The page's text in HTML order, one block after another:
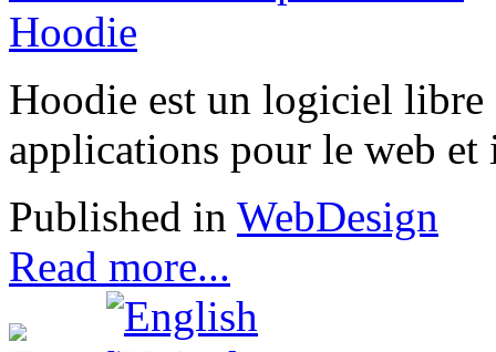
Hoodie est un logiciel libre
applications pour le web et
Published in WebDesign
Read more...